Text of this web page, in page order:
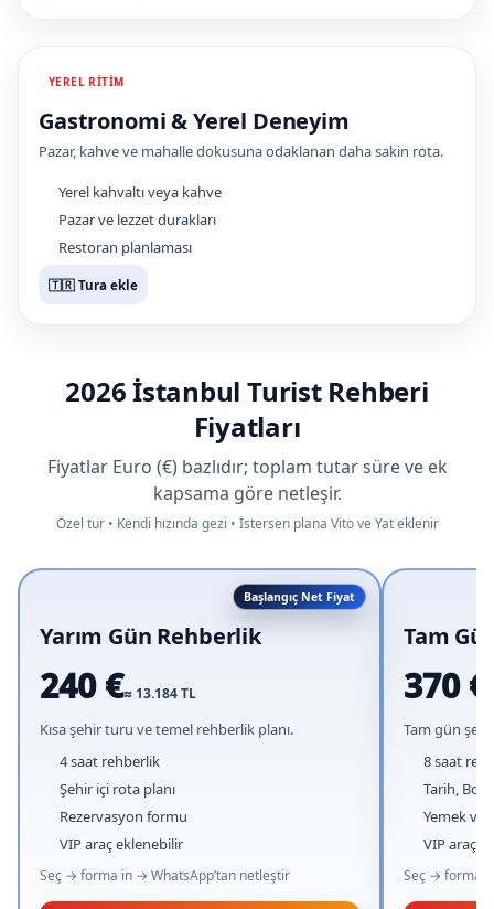
YEREL RITIM
Gastronomi & Yerel Deneyim
Pazar, kahve ve mahalle dokusuna odaklanan daha sakin rota.
Yerel kahvaltı veya kahve
Pazar ve lezzet durakları
Restoran planlaması
🇹🇷 Tura ekle
2026 İstanbul Turist Rehberi
Fiyatları
Fiyatlar Euro (€) bazlıdır; toplam tutar süre ve ek
kapsama göre netleşir.
Özel tur • Kendi hızında gezi • İstersen plana Vito ve Yat eklenir
Başlangıç Net Fiyat
Yarım Gün Rehberlik
240 €≈ 13.184 TL
Kısa şehir turu ve temel rehberlik planı.
4 saat rehberlik
Şehir içi rota planı
Rezervasyon formu
VIP araç eklenebilir
Seç → forma in → WhatsApp’tan netleştir
Tam
370 €
Tam gün
8 saat
Tarih,
Yemek ve
VIP araç
Seç → forma